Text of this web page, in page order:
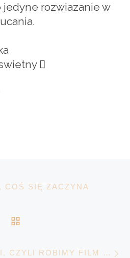
jedyne rozwiazanie w

COŚ SIĘ ZACZYNA
OŻYWIONE OBRAZKI, CZYLI ROBIMY FILM POKLATKOWY